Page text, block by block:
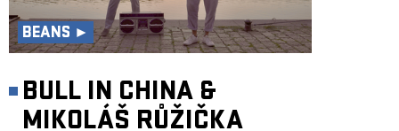
BEANS ►
BULL IN CHINA &
MIKOLÁŠ RŮŽIČKA